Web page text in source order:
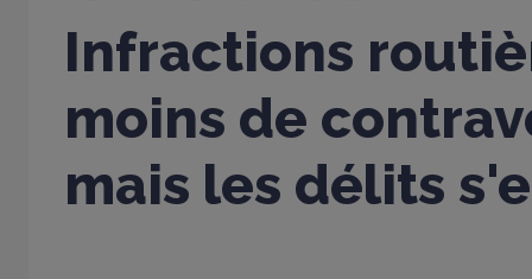
Infractions
moins de
mais les délits